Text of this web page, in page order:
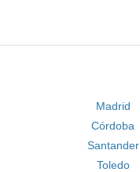
Madrid
Córdoba
Santander
Toledo